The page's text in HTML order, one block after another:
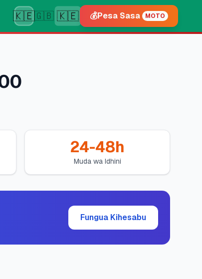
🇰🇪🇬🇧 🇰🇪 💰Pesa Sasa MOTO
24-48h
Muda wa Idhini
Fungua Kihesabu